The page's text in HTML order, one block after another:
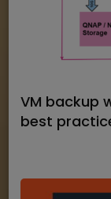
VM backup
best